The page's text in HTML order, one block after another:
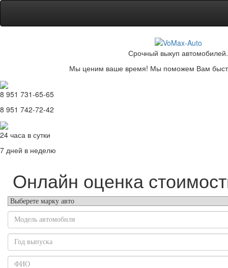
Срочный выкуп автомобилей.
Мы ценим ваше время! Мы поможем Вам
8 951 731-65-65
8 951 742-72-42
24 часа в сутки
7 дней в неделю
Онлайн оценка